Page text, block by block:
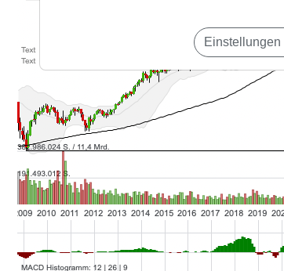
Einstellungen